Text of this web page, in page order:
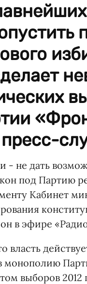
- не дать
под Партию
Кабинет
в эфире
власть
монополию
выборов